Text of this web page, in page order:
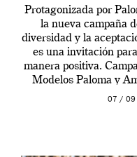
Protagonizada por
la nueva campaña
diversidad y la
es una invitación
manera positiva.
Modelos Paloma y
outfit, cada
07 /